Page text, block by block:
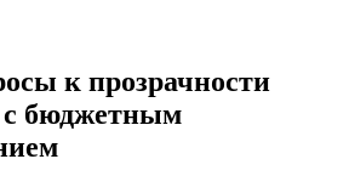
к прозрачности
с бюджетным